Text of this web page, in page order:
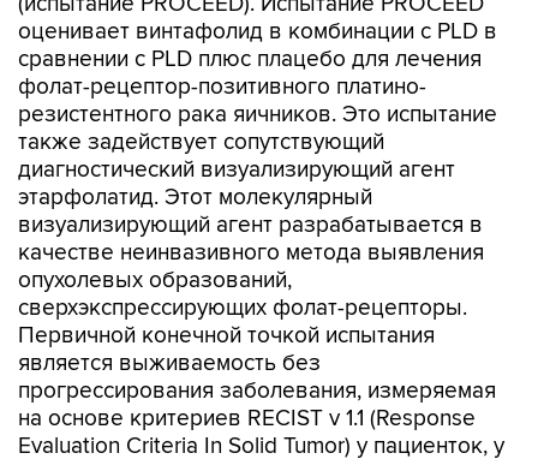
оценивает винтафолид в комбинации с PLD в
сравнении с PLD плюс плацебо для лечения
фолат-рецептор-позитивного платино-
резистентного рака яичников. Это испытание
также задействует сопутствующий
диагностический визуализирующий агент
этарфолатид. Этот молекулярный
визуализирующий агент разрабатывается в
качестве неинвазивного метода выявления
опухолевых образований,
сверхэкспрессирующих фолат-рецепторы.
Первичной конечной точкой испытания
является выживаемость без
прогрессирования заболевания, измеряемая
на основе критериев RECIST v 1.1 (Response
Evaluation Criteria In Solid Tumor) у пациенток, у